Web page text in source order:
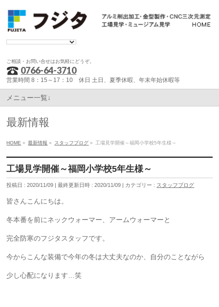
ご相談・お問い合せはお気軽にどうぞ。
0766-64-3710
営業時間 8：15～17：10 休日 土日、夏季休暇、年末年始休暇等
メニュー一覧↓
最新情報
HOME » 最新情報 » スタッフブログ » 工場見学開催～福岡小学校5年生様～
工場見学開催～福岡小学校5年生様～
投稿日 : 2020/11/09 最終更新日時 : 2020/11/09 カテゴリー : スタッフブログ
皆さんこんにちは。
冬本番を前にネックウォーマー、アームウォーマーと
完全防寒のフジタスタッフです。
今からこんな装備で今年の冬は大丈夫なのか、自分のことながら
少し心配になります…笑